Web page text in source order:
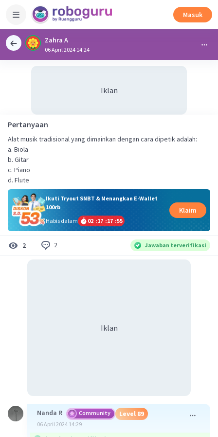
Masuk
Zahra A
06 April 2024 14:24
Iklan
Pertanyaan
Alat musik tradisional yang dimainkan dengan cara dipetik adalah:
a. Biola
b. Gitar
c. Piano
d. Flute
Ikuti Tryout SNBT & Menangkan E-Wallet
100rb
Habis dalam
02 :17 :17 :55
Klaim
2 2 Jawaban terverifikasi
Iklan
Nanda R Community Level 89
06 April 2024 14:29